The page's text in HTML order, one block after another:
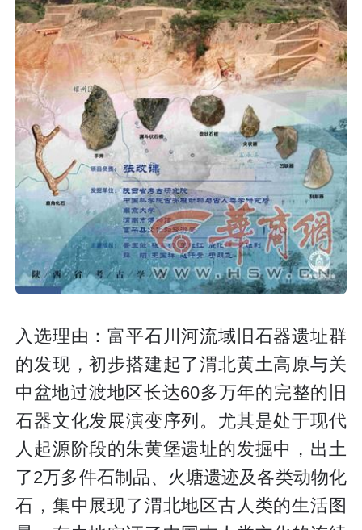
入选理由：富平石川河流域旧石器遗址群
的发现，初步搭建起了渭北黄土高原与关
中盆地过渡地区长达60多万年的完整的旧
石器文化发展演变序列。尤其是处于现代
人起源阶段的朱黄堡遗址的发掘中，出土
了2万多件石制品、火塘遗迹及各类动物化
石，集中展现了渭北地区古人类的生活图